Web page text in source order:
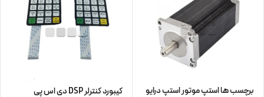
برچسب ها استپ موتور استپ درایو کیبورد کنترلر DSP دی اس پی